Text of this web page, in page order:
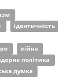
ідентичність
війна
політика
думка